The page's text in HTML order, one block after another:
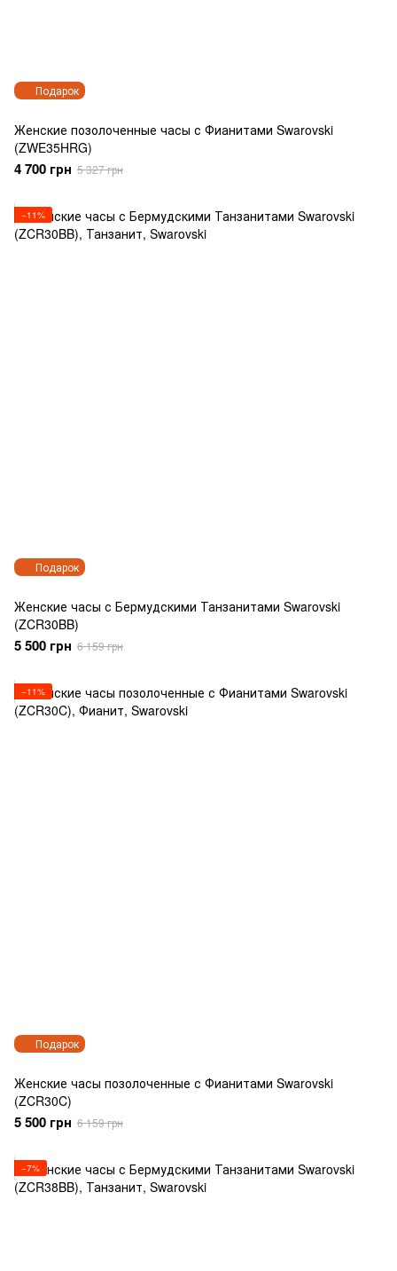
Подарок
Женские позолоченные часы с Фианитами Swarovski
(ZWE35HRG)
4 700 грн 5 327 грн
Подарок
−11%
Женские часы с Бермудскими Танзанитами Swarovski
(ZCR30BB)
5 500 грн 6 159 грн
Подарок
−11%
Женские часы позолоченные с Фианитами Swarovski
(ZCR30C)
5 500 грн 6 159 грн
−7%